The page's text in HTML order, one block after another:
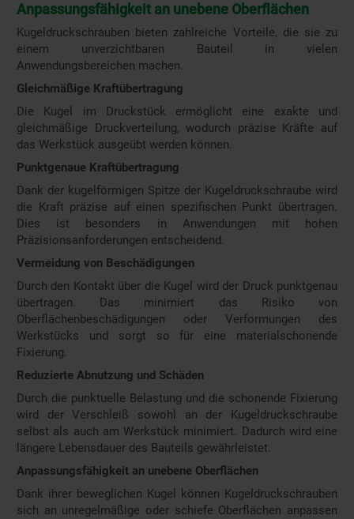
Anpassungsfähigkeit an unebene Oberflächen
Kugeldruckschrauben bieten zahlreiche Vorteile, die sie zu
einem unverzichtbaren Bauteil in vielen
Anwendungsbereichen machen.
Gleichmäßige Kraftübertragung
Die Kugel im Druckstück ermöglicht eine exakte und
gleichmäßige Druckverteilung, wodurch präzise Kräfte auf
das Werkstück ausgeübt werden können.
Punktgenaue Kraftübertragung
Dank der kugelförmigen Spitze der Kugeldruckschraube wird
die Kraft präzise auf einen spezifischen Punkt übertragen.
Dies ist besonders in Anwendungen mit hohen
Präzisionsanforderungen entscheidend.
Vermeidung von Beschädigungen
Durch den Kontakt über die Kugel wird der Druck punktgenau
übertragen. Das minimiert das Risiko von
Oberflächenbeschädigungen oder Verformungen des
Werkstücks und sorgt so für eine materialschonende
Fixierung.
Reduzierte Abnutzung und Schäden
Durch die punktuelle Belastung und die schonende Fixierung
wird der Verschleiß sowohl an der Kugeldruckschraube
selbst als auch am Werkstück minimiert. Dadurch wird eine
längere Lebensdauer des Bauteils gewährleistet.
Anpassungsfähigkeit an unebene Oberflächen
Dank ihrer beweglichen Kugel können Kugeldruckschrauben
sich an unregelmäßige oder schiefe Oberflächen anpassen